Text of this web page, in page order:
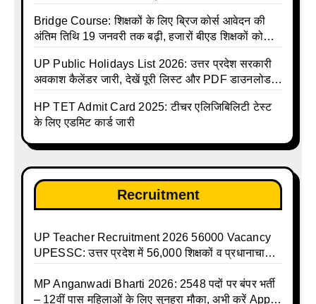
Bridge Course: शिक्षकों के लिए ब्रिज कोर्स आवेदन की
अंतिम तिथि 19 जनवरी तक बढ़ी, हजारों बीएड शिक्षकों को
UP Public Holidays List 2026: उत्तर प्रदेश सरकारी
अवकाश कैलेंडर जारी, देखें पूरी लिस्ट और PDF डाउनलोड
talika | Sarkari Avkash Talika | Up Holidays List |
Holidays Calendar
HP TET Admit Card 2025: टीचर एलिजिबिलिटी टेस्ट
के लिए एडमिट कार्ड जारी
Recruitment
UP Teacher Recruitment 2026 56000 Vacancy
UPESSC: उत्तर प्रदेश में 56,000 शिक्षकों व प्रधानाचार्यों
MP Anganwadi Bharti 2026: 2548 पदों पर बंपर भर्ती
– 12वीं पास महिलाओं के लिए सुनहरा मौका, अभी करें Apply